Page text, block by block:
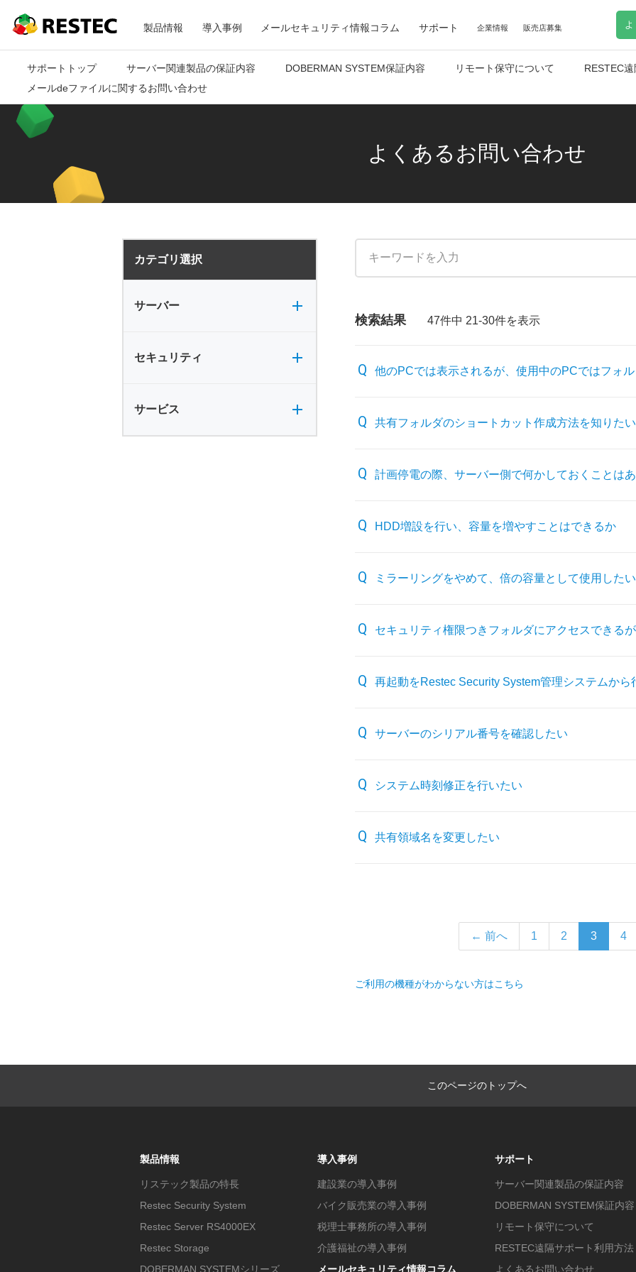
RESTEC
メ
ニ
製品情報 導入事例 メールセキュリティ情報コラム サポート 企業情報 販売店募集
サポートトップ サーバー関連製品の保証内容 DOBERMAN SYSTEM保証内容 リモート保守について RESTEC
メールdeファイルに関するお問い合わせ
よくあるお問い合わせ
カテゴリ選択
サーバー
共有フォルダ
バックアップ
サーバー全般
セキュリティ
セキュリティ全般
サービス
サービス全般
検索結果 47件中 21-30件を表示
他のPCでは表示されるが、使用中のPCではフォ
共有フォルダのショートカット作成方法を知りたい
計画停電の際、サーバー側で何かしておくことは
HDD増設を行い、容量を増やすことはできるか
ミラーリングをやめて、倍の容量として使用したい
セキュリティ権限つきフォルダにアクセスできる
再起動をRestec Security System管理システムから
サーバーのシリアル番号を確認したい
システム時刻修正を行いたい
共有領域名を変更したい
← 前へ 1 2 3 4
ご利用の機種がわからない方はこちら
このページのトップへ
製品情報
リステック製品の特長
Restec Security System
Restec Server RS4000EX
Restec Storage
DOBERMAN SYSTEMシリーズ
導入事例
建設業の導入事例
バイク販売業の導入事例
税理士事務所の導入事例
介護福祉の導入事例
メールセキュリティ情報コラム
サポート
サーバー関連製品の保証内容
DOBERMAN SYSTEM保証内容
リモート保守について
RESTEC遠隔サポート利用方法
よくあるお問い合わせ